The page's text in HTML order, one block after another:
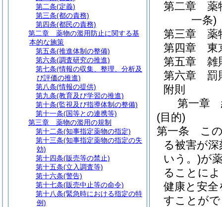
第二章
薬
一条)
第三章
薬
第四章
東
第五章
雑
第六章
罰
附則
第一章
(目的)
第一条
こ
る被害が
いう。)が
ることに
健康と安
すことが
第二条(定義)
第三条(都の責務)
第四条(都民の責務)
第二章
薬物の濫用防止に関する基
本的な施策
第五条(推進体制の整備)
第六条(調査研究の推進)
第七条(情報の収集、整理、分析及
び評価の推進)
第八条(情報の提供)
第九条(教育及び学習の推進)
第十条(監視及び指導体制の整備)
第十一条(国等との連携等)
第三章
薬物の濫用の規制
第十二条(知事指定薬物の指定)
第十三条(知事指定薬物の指定の失
効)
第十四条(販売等の禁止)
第十五条(立入調査等)
第十六条(警告)
第十七条(販売中止等の命令)
第十八条(緊急時における指定の特
例)